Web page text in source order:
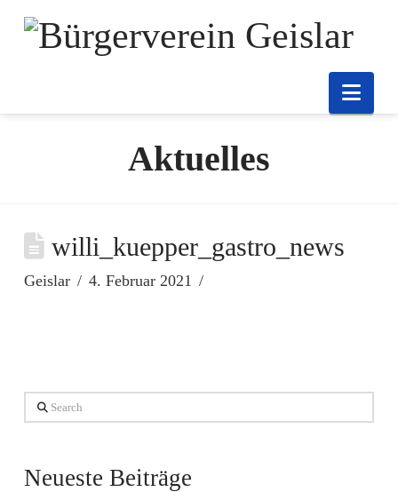
Aktuelles
willi_kuepper_gastro_news
Geislar 4. Februar 2021
Search
Neueste Beiträge